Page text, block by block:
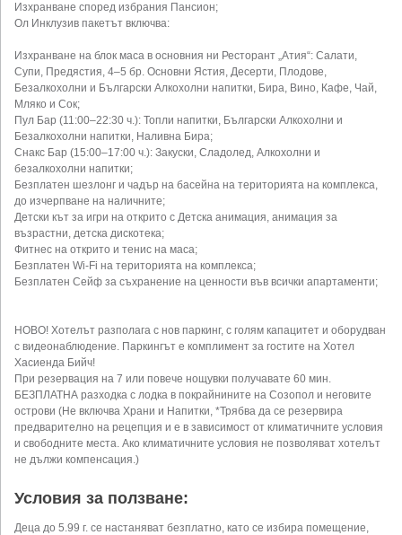
Изхранване според избрания Пансион;
Ол Инклузив пакетът включва:
Изхранване на блок маса в основния ни Ресторант „Атия“: Салати,
Супи, Предястия, 4–5 бр. Основни Ястия, Десерти, Плодове,
Безалкохолни и Български Алкохолни напитки, Бира, Вино, Кафе, Чай,
Мляко и Сок;
Пул Бар (11:00–22:30 ч.): Топли напитки, Български Алкохолни и
Безалкохолни напитки, Наливна Бира;
Снакс Бар (15:00–17:00 ч.): Закуски, Сладолед, Алкохолни и
безалкохолни напитки;
Безплатен шезлонг и чадър на басейна на територията на комплекса,
до изчерпване на наличните;
Детски кът за игри на открито с Детска анимация, анимация за
възрастни, детска дискотека;
Фитнес на открито и тенис на маса;
Безплатен Wi-Fi на територията на комплекса;
Безплатен Сейф за съхранение на ценности във всички апартаменти;
НОВО! Хотелът разполага с нов паркинг, с голям капацитет и оборудван
с видеонаблюдение. Паркингът е комплимент за гостите на Хотел
Хасиенда Бийч!
При резервация на 7 или повече нощувки получавате 60 мин.
БЕЗПЛАТНА разходка с лодка в покрайнините на Созопол и неговите
острови (Не включва Храни и Напитки, *Трябва да се резервира
предварително на рецепция и е в зависимост от климатичните условия
и свободните места. Ако климатичните условия не позволяват хотелът
не дължи компенсация.)
Условия за ползване:
Деца до 5.99 г. се настаняват безплатно, като се избира помещение,